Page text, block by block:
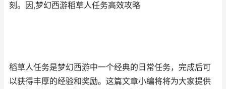
刻。因,梦幻西游稻草人任务高效攻略
稻草人任务是梦幻西游中一个经典的日常任务，完成后可
以获得丰厚的经验和奖励。这篇文章小编将将为大家提供